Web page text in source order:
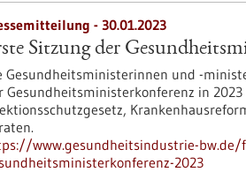
- 30.01.2023
Sitzung der
Gesundheitsministerinnen und -
Gesundheitsministerkonferenz in
www.gesundheitsindustrie-
2023